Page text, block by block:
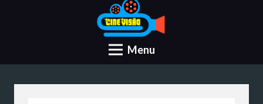
Menu